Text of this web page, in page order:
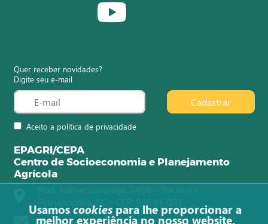
Quer receber novidades?
Digite seu e-mail
Aceito a política de privacidade
Cadastrar
EPAGRI/CEPA
Centro de Socioeconomia e Planejamento
Agrícola
Usamos cookies para lhe proporcionar a
melhor experiência no nosso website.